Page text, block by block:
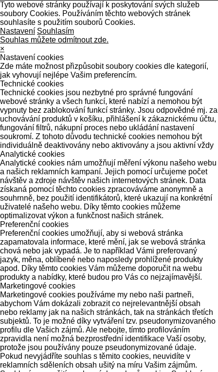
Tyto webové stránky používají k poskytování svých služeb
soubory Cookies. Používáním těchto webových stránek
souhlasíte s použitím souborů Cookies.
Nastavení Souhlasím
Souhlas můžete odmítnout zde.
×
Nastavení cookies
Zde máte možnost přizpůsobit soubory cookies dle kategorií,
jak vyhovují nejlépe Vašim preferencím.
Technické cookies
Technické cookies jsou nezbytné pro správné fungování
webové stránky a všech funkcí, které nabízí a nemohou být
vypnuty bez zablokování funkcí stránky. Jsou odpovědné mj. za
uchovávání produktů v košíku, přihlášení k zákaznickému účtu,
fungování filtrů, nákupní proces nebo ukládání nastavení
soukromí. Z tohoto důvodu technické cookies nemohou být
individuálně deaktivovány nebo aktivovány a jsou aktivní vždy
Analytické cookies
Analytické cookies nám umožňují měření výkonu našeho webu
a našich reklamních kampaní. Jejich pomocí určujeme počet
návštěv a zdroje návštěv našich internetových stránek. Data
získaná pomocí těchto cookies zpracováváme anonymně a
souhrnně, bez použití identifikátorů, které ukazují na konkrétní
uživatelé našeho webu. Díky těmto cookies můžeme
optimalizovat výkon a funkčnost našich stránek.
Preferenční cookies
Preferenční cookies umožňují, aby si webová stránka
zapamatovala informace, které mění, jak se webová stránka
chová nebo jak vypadá. Je to například Vámi preferovaný
jazyk, měna, oblíbené nebo naposledy prohlížené produkty
apod. Díky těmto cookies Vám můžeme doporučit na webu
produkty a nabídky, které budou pro Vás co nejzajímavější.
Marketingové cookies
Marketingové cookies používáme my nebo naši partneři,
abychom Vám dokázali zobrazit co nejrelevantnější obsah
nebo reklamy jak na našich stránkách, tak na stránkách třetích
subjektů. To je možné díky vytváření tzv. pseudonymizovaného
profilu dle Vašich zájmů. Ale nebojte, tímto profilováním
zpravidla není možná bezprostřední identifikace Vaší osoby,
protože jsou používány pouze pseudonymizované údaje.
Pokud nevyjádříte souhlas s těmito cookies, neuvidíte v
reklamních sděleních obsah ušitý na míru Vašim zájmům.